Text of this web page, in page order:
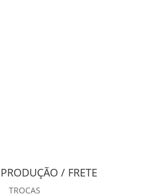
/ FRETE
TROCAS